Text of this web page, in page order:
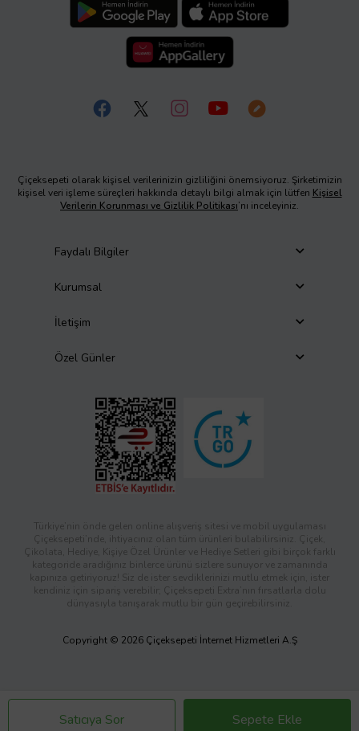
Satıcıya Sor Sepete Ekle
Çiçeksepeti olarak kişisel verilerinizin gizliliğini önemsiyoruz. Şirketimizin
kişisel veri işleme süreçleri hakkında detaylı bilgi almak için lütfen Kişisel
Verilerin Korunması ve Gizlilik Politikası’nı inceleyiniz.
Faydalı Bilgiler
Kurumsal
İletişim
Özel Günler
Türkiye’nin önde gelen online alışveriş sitesi ve mobil uygulaması
Çiçeksepeti’nde, ihtiyacınız olan tüm ürünleri bulabilirsiniz. Çiçek,
Çikolata, Hediye, Kişiye Özel Ürünler ve Hediye Setleri gibi birçok farklı
kategoride aradığınız binlerce ürünü sizlere sunuyor ve zamanında
kapınıza getiriyoruz! Siz de ister sevdiklerinizi mutlu etmek için, ister
kendiniz için sipariş verebilir; Çiçeksepeti Extra’nın fırsatlarla dolu
dünyasıyla tanışarak mutlu bir gün geçirebilirsiniz.
Copyright © 2026 Çiçeksepeti İnternet Hizmetleri A.Ş